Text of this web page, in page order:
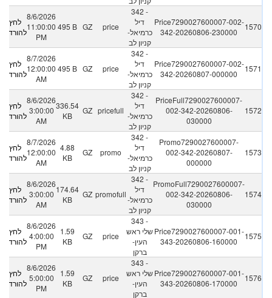
לחץ
להורדה
8/6/2026
11:00:00
PM
495 B GZ price
342 -
דיל
כרמיאל-
קניון לב
Price7290027600007-002-
342-20260806-230000
1570
לחץ
להורדה
8/7/2026
12:00:00
AM
495 B GZ price
342 -
דיל
כרמיאל-
קניון לב
Price7290027600007-002-
342-20260807-000000
1571
לחץ
להורדה
8/6/2026
3:00:00
AM
336.54
KB
GZ pricefull
342 -
דיל
כרמיאל-
קניון לב
PriceFull7290027600007-
002-342-20260806-
030000
1572
לחץ
להורדה
8/7/2026
12:00:00
AM
4.88
KB
GZ promo
342 -
דיל
כרמיאל-
קניון לב
Promo7290027600007-
002-342-20260807-
000000
1573
לחץ
להורדה
8/6/2026
3:00:00
AM
174.64
KB
GZ promofull
342 -
דיל
כרמיאל-
קניון לב
PromoFull7290027600007-
002-342-20260806-
030000
1574
לחץ
להורדה
8/6/2026
4:00:00
PM
1.59
KB
GZ price
343 -
שלי ראש
העין-
ברקן
Price7290027600007-001-
343-20260806-160000
1575
לחץ
להורדה
8/6/2026
5:00:00
PM
1.59
KB
GZ price
343 -
שלי ראש
העין-
ברקן
Price7290027600007-001-
343-20260806-170000
1576